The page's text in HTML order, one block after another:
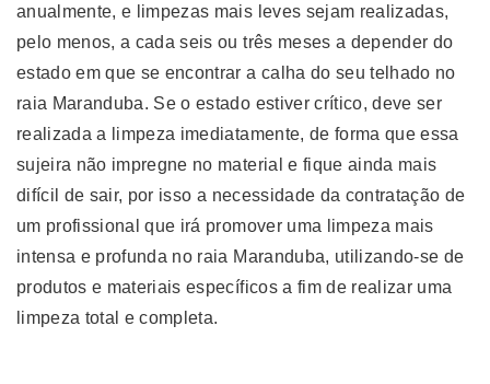
anualmente, e limpezas mais leves sejam realizadas,
pelo menos, a cada seis ou três meses a depender do
estado em que se encontrar a calha do seu telhado no
raia Maranduba. Se o estado estiver crítico, deve ser
realizada a limpeza imediatamente, de forma que essa
sujeira não impregne no material e fique ainda mais
difícil de sair, por isso a necessidade da contratação de
um profissional que irá promover uma limpeza mais
intensa e profunda no raia Maranduba, utilizando-se de
produtos e materiais específicos a fim de realizar uma
limpeza total e completa.